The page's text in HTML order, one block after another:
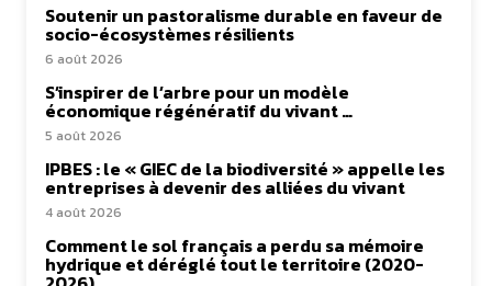
Soutenir un pastoralisme durable en faveur de
socio-écosystèmes résilients
6 août 2026
S’inspirer de l’arbre pour un modèle
économique régénératif du vivant …
5 août 2026
IPBES : le « GIEC de la biodiversité » appelle les
entreprises à devenir des alliées du vivant
4 août 2026
Comment le sol français a perdu sa mémoire
hydrique et déréglé tout le territoire (2020-